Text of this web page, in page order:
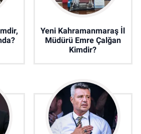
Yeni Kahramanmaraş İl
Müdürü Emre Çalğan
Kimdir?